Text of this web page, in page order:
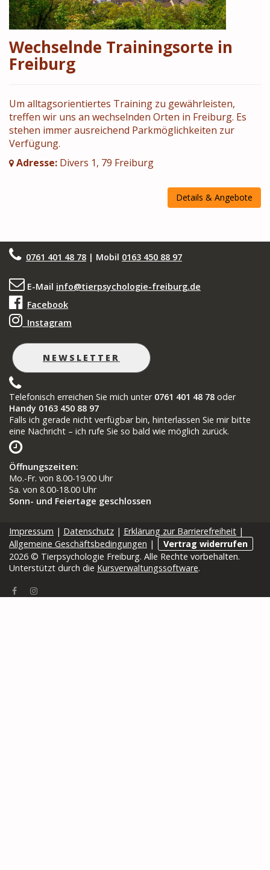
Wechselnde Trainingsorte in
Freiburg
Um alltagsorientiertes Training zu gewährleisten,
treffen wir uns an wechselnden Orten in Freiburg. Es
stehen immer ausreichend Parkmöglichkeiten zur
Verfügung.
Adresse: Divers 1, 79 Freiburg
Details & Angebote
0761 401 48 78 | Mobil 0163 450 88 97
E-Mail info@tierpsychologie-freiburg.de
Facebook
Instagram
NEWSLETTER
Telefonisch erreichen Sie mich unter 0761 401 48 78 oder
Handy 0163 450 88 97
Falls ich gerade nicht verfügbar bin, hinterlassen Sie mir bitte
eine Nachricht – ich rufe Sie so bald wie möglich zurück.
Öffnungszeiten:
Mo.-Fr. von 8.00-19.00 Uhr
Sa. von 8.00-18.00 Uhr
Sonn- und Feiertage geschlossen
Impressum | Datenschutz | Erklärung zur Barrierefreiheit |
Allgemeine Geschäftsbedingungen |
Vertrag widerrufen
2026 © Tierpsychologie Freiburg. Alle Rechte vorbehalten.
Unterstützt durch die Kursverwaltungssoftware.